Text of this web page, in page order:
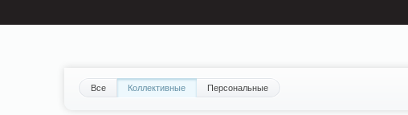
Все Коллективные Персональные